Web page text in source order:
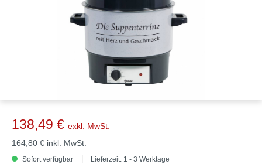
138,49 € exkl. MwSt.
164,80 € inkl. MwSt.
Sofort verfügbar Lieferzeit: 1 - 3 Werktage